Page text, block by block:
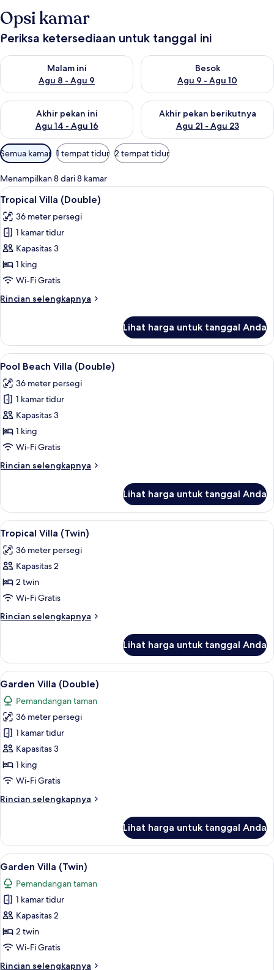
Opsi kamar
Periksa ketersediaan untuk tanggal ini
Malam ini
Agu 8 - Agu 9
Periksa ketersediaan untuk malam ini Agu 8 - Agu 9
Besok
Agu 9 - Agu 10
Periksa ketersediaan untuk
Akhir pekan ini
Agu 14 - Agu 16
Periksa ketersediaan untuk akhir pekan ini Agu 14 - Agu 16
Akhir pekan berikutnya
Agu 21 - Agu 23
Periksa ketersediaan untuk
Filter
tersedia
untuk
kamar
Semua kamar 1 tempat tidur 2 tempat tidur
Menampilkan 8 dari 8 kamar
Lihat
semua
foto
untuk
Tropical
Villa
(Double)
Isi minibar gratis, brankas, meja
15
Tropical Villa (Double)
36 meter persegi
1 kamar tidur
Kapasitas 3
1 king
Wi-Fi Gratis
Rincian selengkapnya
Rincian
Tropical
Villa
(Double)
Lihat harga untuk tanggal Anda
Lihat
semua
foto
untuk
Pool
Beach
Villa
Pool Beach Villa (Double) | Isi
14
Pool Beach Villa (Double)
36 meter persegi
1 kamar tidur
Kapasitas 3
1 king
Wi-Fi Gratis
Rincian selengkapnya
Rincian
Pool
Beach
Villa
(Double)
Lihat harga untuk tanggal Anda
Lihat
semua
foto
untuk
Tropical
Villa
(Twin)
Isi minibar gratis, brankas, meja
17
Tropical Villa (Twin)
36 meter persegi
Kapasitas 2
2 twin
Wi-Fi Gratis
Rincian selengkapnya
Rincian
Tropical
Villa
(Twin)
Lihat harga untuk tanggal Anda
Lihat
semua
foto
untuk
Garden
Villa
(Double)
Isi minibar gratis, brankas, meja
15
Garden Villa (Double)
Pemandangan taman
36 meter persegi
1 kamar tidur
Kapasitas 3
1 king
Wi-Fi Gratis
Rincian selengkapnya
Rincian
Garden
Villa
(Double)
Lihat harga untuk tanggal Anda
Lihat
semua
foto
untuk
Garden
Villa
(Twin)
Isi minibar gratis, brankas, meja
17
Garden Villa (Twin)
Pemandangan taman
1 kamar tidur
Kapasitas 2
2 twin
Wi-Fi Gratis
Rincian selengkapnya
Rincian